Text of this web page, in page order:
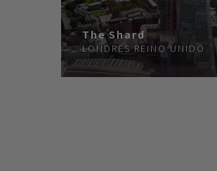
The Shard
LONDRES REINO UNIDO